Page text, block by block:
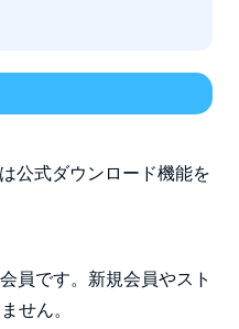
公式ダウンロード機能を
員です。新規会員やスト
せん。